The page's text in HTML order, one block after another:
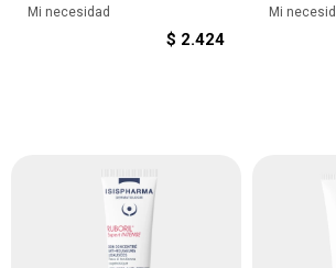
Mi necesidad
$ 2.424
Mi